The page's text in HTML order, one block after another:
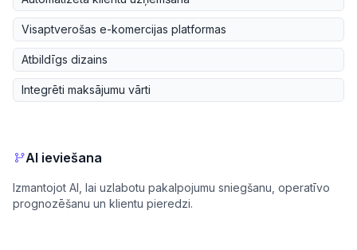
Visaptverošas e-komercijas platformas
Atbildīgs dizains
Integrēti maksājumu vārti
AI ieviešana
Izmantojot AI, lai uzlabotu pakalpojumu sniegšanu, operatīvo
prognozēšanu un klientu pieredzi.